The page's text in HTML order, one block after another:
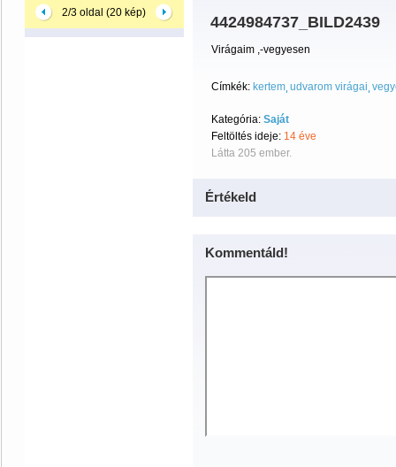
2/3 oldal (20 kép)
4424984737_BILD2439
Virágaim ,-vegyesen
Címkék: kertem udvarom virágai
Kategória: Saját
Feltöltés ideje: 14 éve
Látta 205 ember.
Értékeld
Kommentáld!